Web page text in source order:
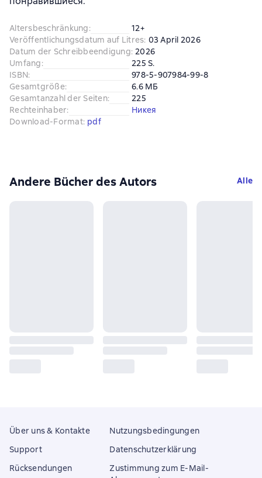
Altersbeschränkung:
12+
Veröffentlichungsdatum auf Litres: 03 April 2026
Datum der Schreibbeendigung: 2026
Umfang:
225 S.
ISBN:
978-5-907984-99-8
Gesamtgröße:
6.6 МБ
Gesamtanzahl der Seiten:
225
Rechteinhaber:
Никея
Download-Format: pdf
Andere Bücher des Autors Alle
Über uns & Kontakte
Support
Rücksendungen
Nutzungsbedingungen
Datenschutzerklärung
Zustimmung zum E-Mail-